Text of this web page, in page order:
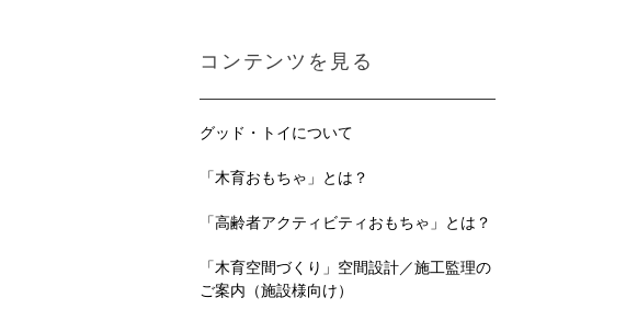
コンテンツを見る
グッド・トイについて
「木育おもちゃ」とは？
「高齢者アクティビティおもちゃ」とは？
「木育空間づくり」空間設計／施工監理の
ご案内（施設様向け）